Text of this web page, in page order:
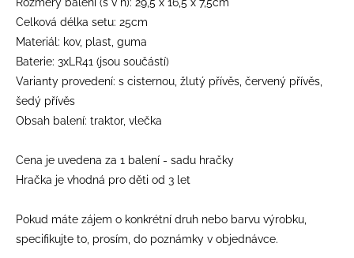
Celková délka setu: 25cm
Materiál: kov, plast, guma
Baterie: 3xLR41 (jsou součástí)
Varianty provedení: s cisternou, žlutý přívěs, červený přívěs,
šedý přívěs
Obsah balení: traktor, vlečka
Cena je uvedena za 1 balení - sadu hračky
Hračka je vhodná pro děti od 3 let
Pokud máte zájem o konkrétní druh nebo barvu výrobku,
specifikujte to, prosím, do poznámky v objednávce.